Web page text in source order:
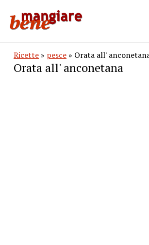
Ricette » pesce » Orata all'
Orata all' anconetana